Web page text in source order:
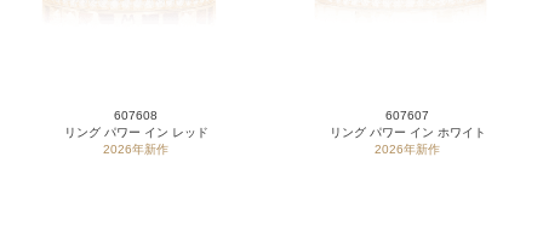
607608
リング パワー イン レッド
2026年新作
607607
リング パワー イン ホワイト
2026年新作